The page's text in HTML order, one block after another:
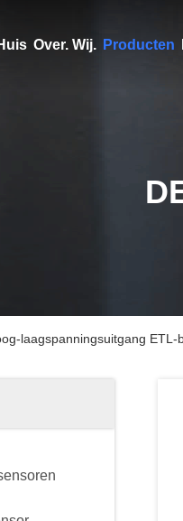
Over. Wij. Producten
laagspanningsuitgang